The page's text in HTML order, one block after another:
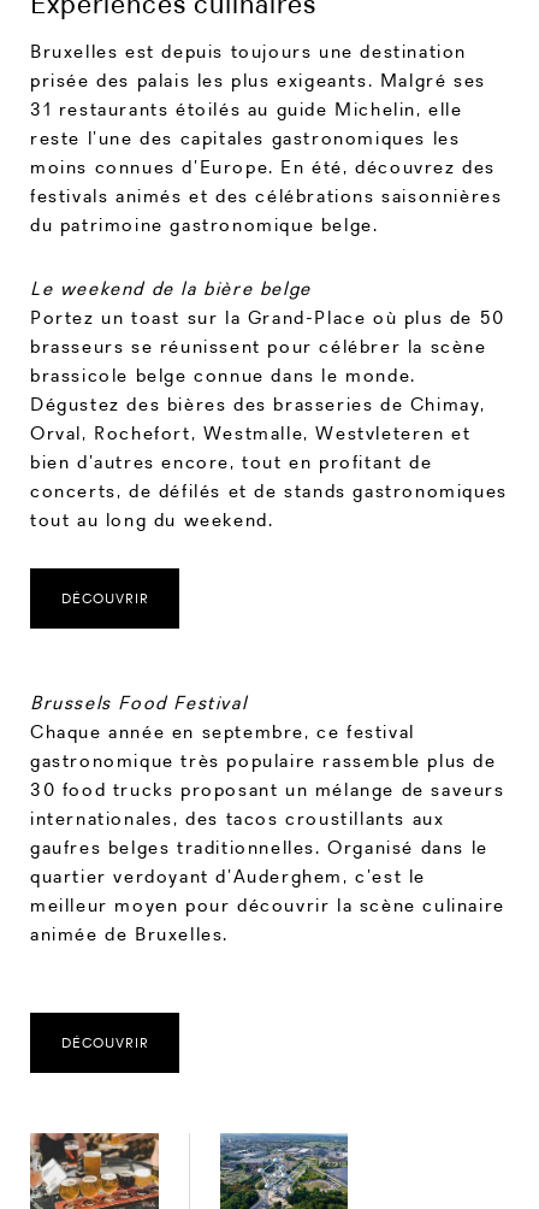
Bruxelles est depuis toujours une destination
prisée des palais les plus exigeants. Malgré ses
31 restaurants étoilés au guide Michelin, elle
reste l’une des capitales gastronomiques les
moins connues d’Europe. En été, découvrez des
festivals animés et des célébrations saisonnières
du patrimoine gastronomique belge.
Le weekend de la bière belge
Portez un toast sur la Grand-Place où plus de 50
brasseurs se réunissent pour célébrer la scène
brassicole belge connue dans le monde.
Dégustez des bières des brasseries de Chimay,
Orval, Rochefort, Westmalle, Westvleteren et
bien d’autres encore, tout en profitant de
concerts, de défilés et de stands gastronomiques
tout au long du weekend.
DÉCOUVRIR
Brussels Food Festival
Chaque année en septembre, ce festival
gastronomique très populaire rassemble plus de
30 food trucks proposant un mélange de saveurs
internationales, des tacos croustillants aux
gaufres belges traditionnelles. Organisé dans le
quartier verdoyant d’Auderghem, c’est le
meilleur moyen pour découvrir la scène culinaire
animée de Bruxelles.
DÉCOUVRIR